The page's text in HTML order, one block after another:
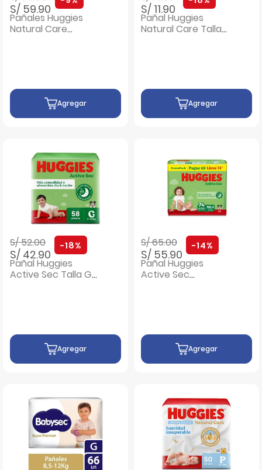
S/ 59.90
Pañales Huggies
Natural Care
Agregar
S/ 11.90
Pañal Huggies
Natural Care Talla
Agregar
Precio rebajado de
S/ 52.00a
S/ 42.90
-18%
Pañal Huggies
Active Sec Talla G -
Agregar
Precio rebajado de
S/ 65.00a
S/ 55.90
-14%
Pañal Huggies
Active Sec
Agregar